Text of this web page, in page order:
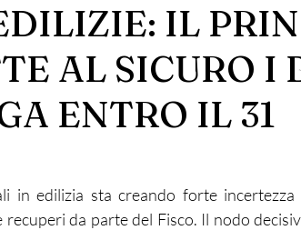
IL
AL SICURO I
ENTRO IL 31
in edilizia sta creando forte
da parte del Fisco. Il nodo